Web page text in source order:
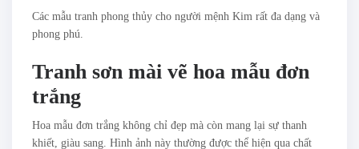
Các mẫu tranh phong thủy cho người mệnh Kim rất đa dạng và
phong phú.
Tranh sơn mài vẽ hoa mẫu đơn
trắng
Hoa mẫu đơn trắng không chỉ đẹp mà còn mang lại sự thanh
khiết, giàu sang. Hình ảnh này thường được thể hiện qua chất